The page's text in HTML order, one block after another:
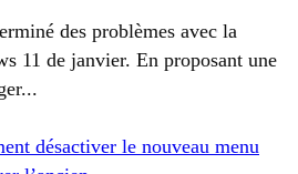
des problèmes avec la
11 de janvier. En proposant une